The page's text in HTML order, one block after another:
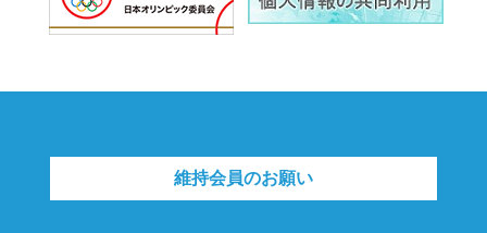
維持会員のお願い